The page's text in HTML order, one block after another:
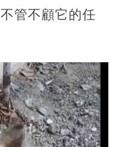
管不顧它的任